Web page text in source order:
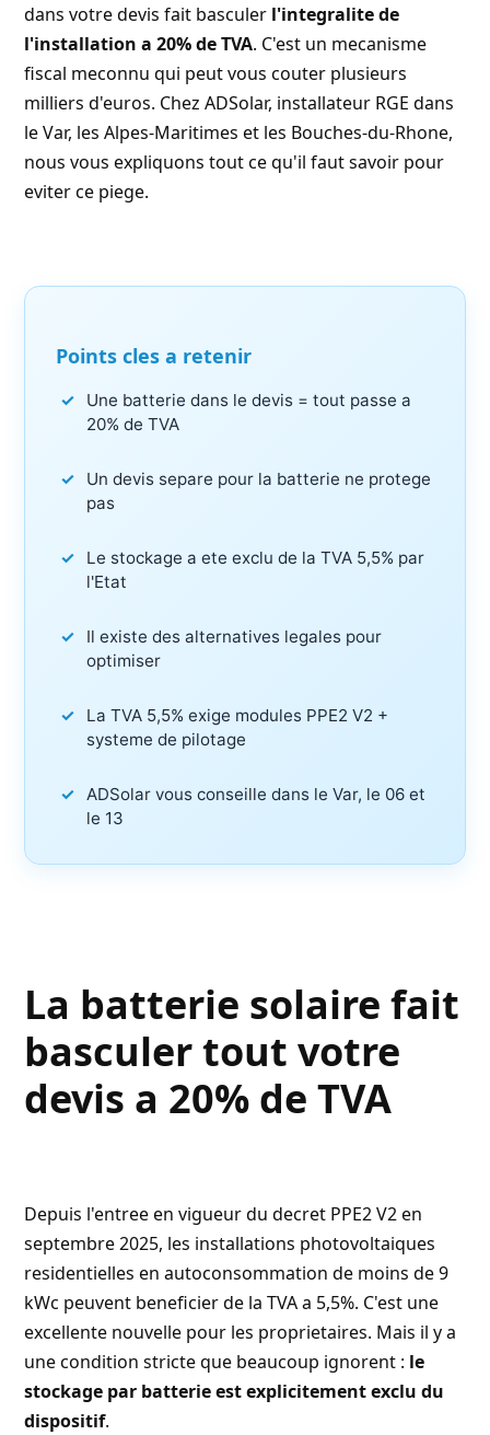
dans votre devis fait basculer l'integralite de
l'installation a 20% de TVA. C'est un mecanisme
fiscal meconnu qui peut vous couter plusieurs
milliers d'euros. ChezADSolar, installateur RGE dans
leVar, les Alpes-Maritimes et les Bouches-du-Rhone,
nous vous expliquons tout ce qu'il faut savoir pour
eviter ce piege.
Points cles a retenir
Une batterie dans le devis = tout passe a
20% de TVA
Un devis separe pour la batterie ne protege
pas
Le stockage a ete exclu de la TVA 5,5% par
l'Etat
Il existe des alternatives legales pour
optimiser
La TVA 5,5% exige modules PPE2 V2 +
systeme de pilotage
ADSolar vous conseille dans le Var, le 06 et
le 13
La batterie solaire fait
basculer tout votre
devis a 20% de TVA
Depuis l'entree en vigueur du decret PPE2 V2 en
septembre 2025, les installations photovoltaiques
residentielles en autoconsommation de moins de 9
kWc peuvent beneficier de laTVA a 5,5%. C'est une
excellente nouvelle pour les proprietaires. Mais il y a
une condition stricte que beaucoup ignorent : le
stockage par batterie est explicitement exclu du
dispositif.